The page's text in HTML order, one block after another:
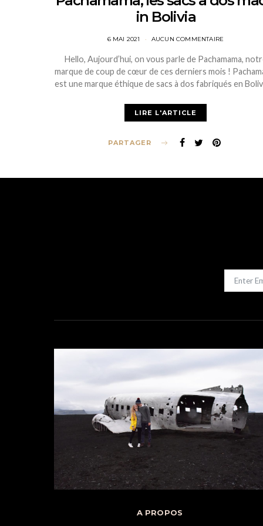
in Bolivia
POSTED
6 MAI 2021 AUCUN COMMENTAIRE
Hello, Aujourd’hui, on vous parle de Pachamama,
marque de coup de cœur de ces derniers mois !
est une marque éthique de sacs à dos fabriqués en
LIRE L'ARTICLE
PARTAGER
A PROPOS